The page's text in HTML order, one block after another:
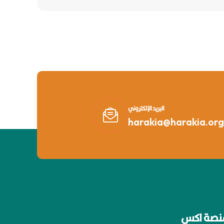
البريد الإلكتروني
اكس